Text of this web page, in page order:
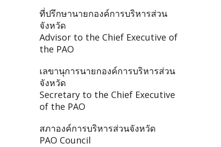
ที่ปรึกษานายกองค์การบริหารส่วน
จังหวัด
Advisor to the Chief Executive of
the PAO
เลขานุการนายกองค์การบริหารส่วน
จังหวัด
Secretary to the Chief Executive
of the PAO
สภาองค์การบริหารส่วนจังหวัด
PAO Council